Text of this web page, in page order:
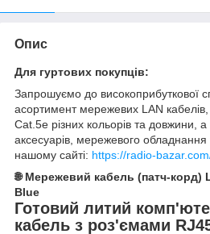
Опис
Для гуртових покупців:
Запрошуємо до високоприбуткової
асортимент мережевих LAN кабелів,
Cat.5e різних кольорів та довжини,
аксесуарів, мережевого обладнання
нашому сайті: https://radio-
🌐 Мережевий кабель (патч-корд)
Blue
Готовий литий
кабель з роз'ємами RJ45